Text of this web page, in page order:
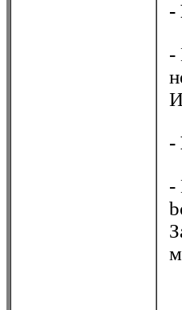
-
-
-
-